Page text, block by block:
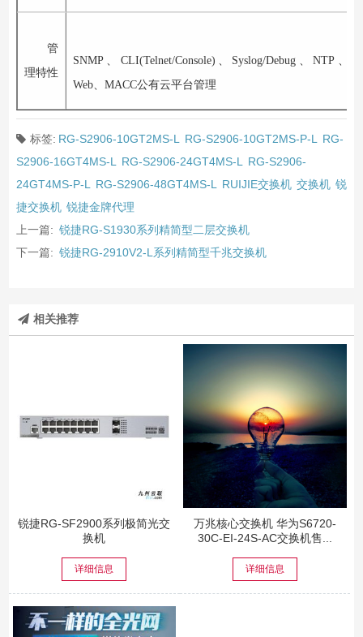
管
理特性
SNMP、 CLI(Telnet/Console) 、 Syslog/Debug 、NTP 、
Web、 MACC公有云平台管理
标签: RG-S2906-10GT2MS-L RG-S2906-10GT2MS-P-L RG-
S2906-16GT4MS-L RG-S2906-24GT4MS-L RG-S2906-
24GT4MS-P-L RG-S2906-48GT4MS-L RUIJIE交换机 交换机 锐
捷交换机 锐捷金牌代理
上一篇: 锐捷RG-S1930系列精简型二层交换机
下一篇: 锐捷RG-2910V2-L系列精简型千兆交换机
相关推荐
锐捷RG-SF2900系列极简光交
换机
详细信息
万兆核心交换机 华为S6720-
30C-EI-24S-AC交换机售...
详细信息